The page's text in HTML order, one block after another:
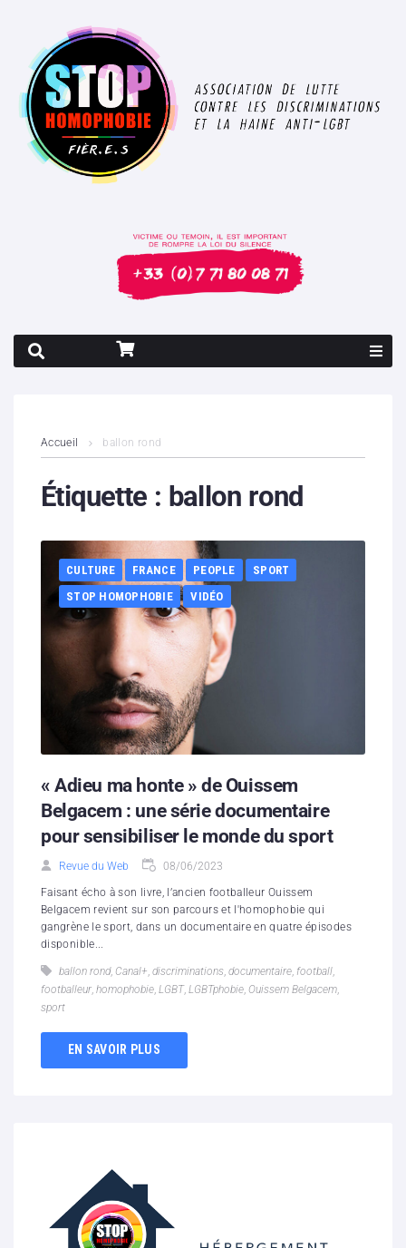
Contenus litigieux
Boutique
Partenaires
Contacts
Hébergement solidaire
Accueil ballon rond
Étiquette : ballon rond
CULTURE FRANCE PEOPLE
SPORT
STOP HOMOPHOBIE
VIDÉO
« Adieu ma honte » de Ouissem
Belgacem : une série documentaire
pour sensibiliser le monde du sport
Revue du Web 08/06/2023
Faisant écho à son livre, l’ancien footballeur Ouissem
Belgacem revient sur son parcours et l'homophobie qui
gangrène le sport, dans un documentaire en quatre épisodes
disponible...
ballon rond, Canal+ discriminations documentaire football
footballeur homophobie LGBT, LGBTphobie Ouissem Belgacem
sport
EN SAVOIR PLUS